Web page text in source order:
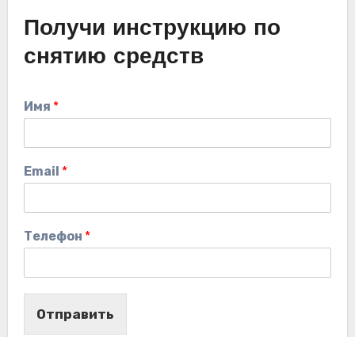
Получи инструкцию по
снятию средств
Имя *
Email *
Телефон *
Отправить